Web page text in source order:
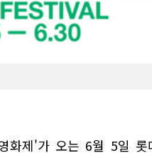
화제'가 오는 6월 5일 롯